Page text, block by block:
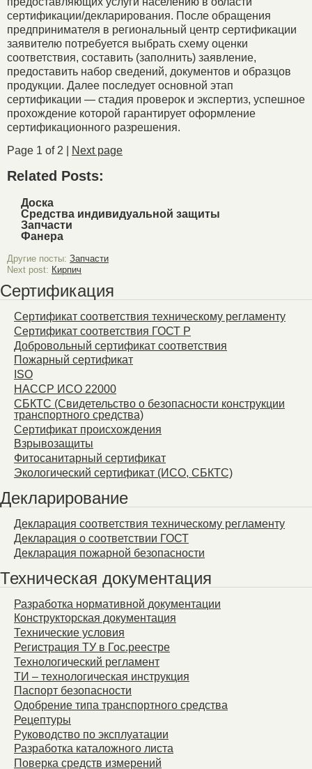
сертификации/декларирования. После обращения
предпринимателя в региональный центр сертификации
заявителю потребуется выбрать схему оценки
соответствия, составить (заполнить) заявление,
предоставить набор сведений, документов и образцов
продукции. Далее последует основной этап
сертификации — стадия проверок и экспертиз, успешное
прохождение которой гарантирует оформление
сертификационного разрешения.
Page 1 of 2 |
Next page
Related Posts:
Доска
Средства индивидуальной защиты
Запчасти
Фанера
Другие посты: Запчасти
Next post: Кирпич
Сертификация
Сертификат соответствия техническому регламенту
Сертификат соответствия ГОСТ Р
Добровольный сертификат соответствия
Пожарный сертификат
ISO
HACCP ИСО 22000
СБКТС (Свидетельство о безопасности конструкции
транспортного средства)
Сертификат происхождения
Взрывозащиты
Фитосанитарный сертификат
Экологический сертификат (ИСО, СБКТС)
Декларирование
Декларация соответствия техническому регламенту
Декларация о соответствии ГОСТ
Декларация пожарной безопасности
Техническая документация
Разработка нормативной документации
Конструкторская документация
Технические условия
Регистрация ТУ в Гос.реестре
Технологический регламент
ТИ – технологическая инструкция
Паспорт безопасности
Одобрение типа транспортного средства
Рецептуры
Руководство по эксплуатации
Разработка каталожного листа
Поверка средств измерений